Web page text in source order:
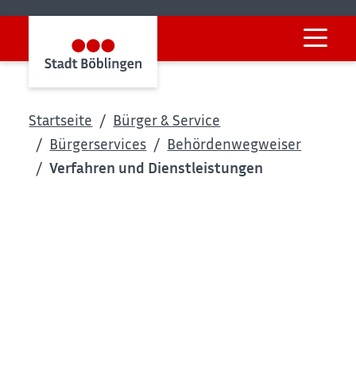
Startseite
Bürger & Service
Bürgerservices
Behördenwegweiser
Verfahren und Dienstleistungen